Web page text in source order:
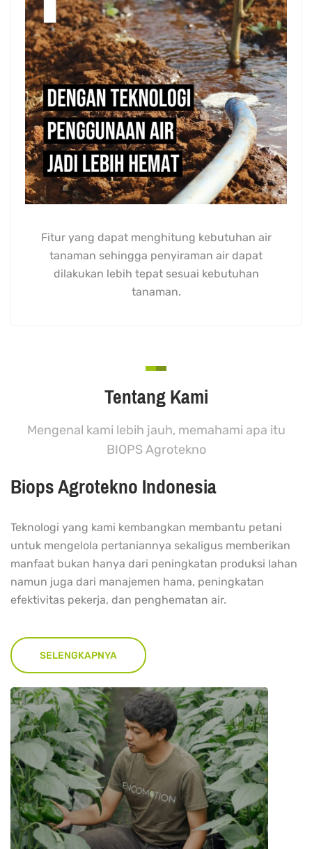
Fitur yang dapat menghitung kebutuhan air
tanaman sehingga penyiraman air dapat
dilakukan lebih tepat sesuai kebutuhan
tanaman.
Tentang Kami
Mengenal kami lebih jauh, memahami apa itu
BIOPS Agrotekno
Biops Agrotekno Indonesia
Teknologi yang kami kembangkan membantu petani
untuk mengelola pertaniannya sekaligus memberikan
manfaat bukan hanya dari peningkatan produksi lahan
namun juga dari manajemen hama, peningkatan
efektivitas pekerja, dan penghematan air.
SELENGKAPNYA